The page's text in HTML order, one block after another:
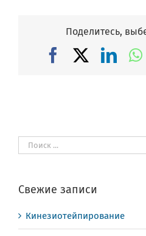
Поделитесь,
Facebook
Результат
поиска:
Свежие записи
Кинезиотейпирование